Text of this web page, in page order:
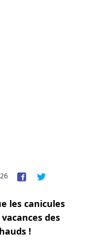
les canicules
des
!